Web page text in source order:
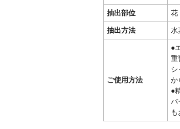
抽出部位 花
抽出方法 水
ご使用方法
●
重
シ
か
●
バ
も